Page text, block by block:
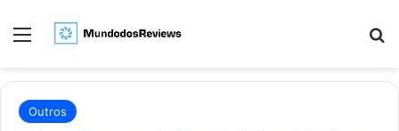
Menu
Outros